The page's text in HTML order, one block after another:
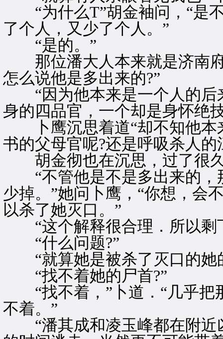
“为什么T”胡金袖问，“是
了个人，又少了个人。”
“是的。”
那位潘大人本来就是济南府
怎么说他是多出来的?”
“因为他本来是一个人的后
身的四品官，一个却是身怀绝
卜鹰沉思着道“却不知他本
书的父母官呢?还是呼吸杀人的
胡金彻也在沉思，过了很
“不管他是不是多出来的，
少掉。”她问卜鹰，“你想，会
以杀了她灭口。”
“这个解释很合理．所以剩
“什么问题?”
“就算她是被杀了灭口的她
“找不着她的尸首?”
“找不着，”卜道．“几乎把
不着。”
“潘其成和凌玉峰都在附近